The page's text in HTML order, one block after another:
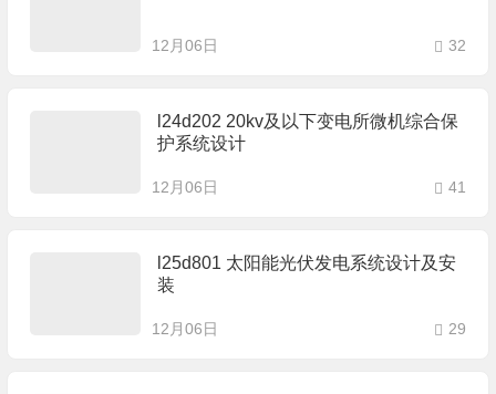
12月06日 32
l24d202 20kv及以下变电所微机综合保
护系统设计
12月06日 41
l25d801 太阳能光伏发电系统设计及安
装
12月06日 29